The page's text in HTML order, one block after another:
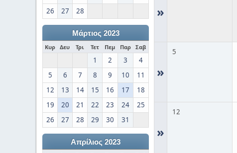
26
27 28
Μάρτιος 2023
Κυρ Δευ Τρι Τετ Πεμ Παρ Σαβ
1 2 3
4
5
6 7 8 9 10
11
12
13 14 15 16 17
18
19
20 21 22 23 24
25
26
27 28 29 30 31
Απρίλιος 2023
»
»
5
»
12